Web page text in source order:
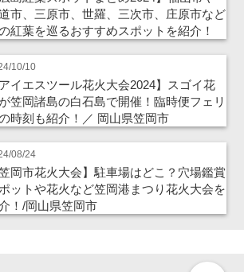
市、三原市、世羅、三次市、庄原市など
紅葉を巡るおすすめスポットを紹介！
10/10
アイエスツール花火大会2024】スゴイ花
笠岡諸島の白石島で開催！臨時便フェリ
時刻も紹介！／ 岡山県笠岡市
08/24
笠岡市花火大会】駐車場はどこ？穴場鑑賞
ットや花火など笠岡港まつり花火大会を
！/岡山県笠岡市